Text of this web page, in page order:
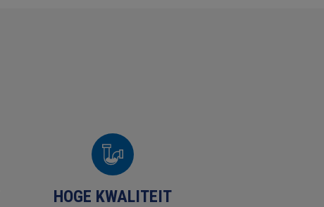
HOGE KWALITEIT